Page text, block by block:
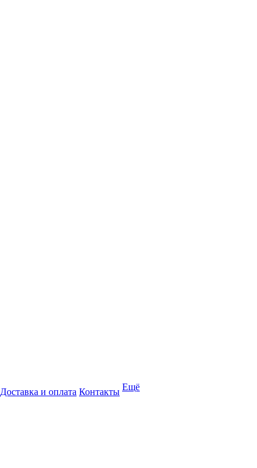
Доставка и оплата Контакты Ещё